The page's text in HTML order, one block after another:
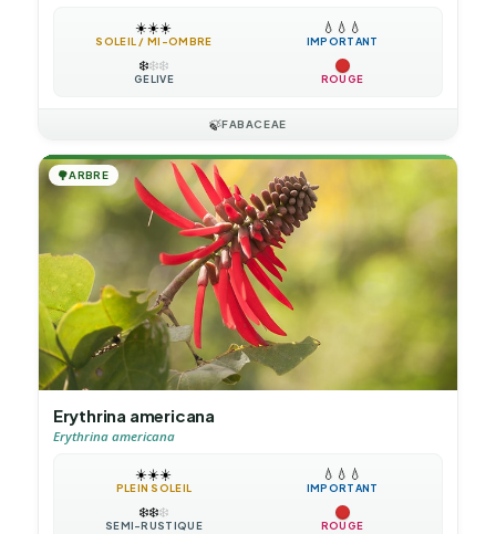
☀️☀️☀️
SOLEIL / MI-OMBRE
💧 💧 💧
IMPORTANT
❄️❄️❄️
GÉLIVE ROUGE
🍃FABACEAE
🌳ARBRE
Erythrina americana
Erythrina americana
☀️☀️☀️
PLEIN SOLEIL
💧 💧 💧
IMPORTANT
❄️❄️❄️
SEMI-RUSTIQUE ROUGE